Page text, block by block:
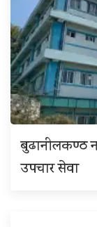
बुढानीलकण्ठ
उपचार सेवा